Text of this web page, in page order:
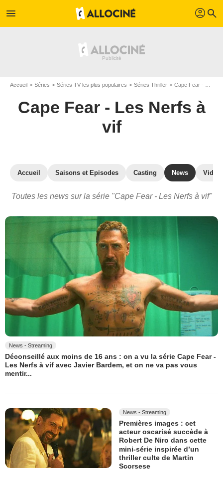
menu profil search
Accueil Séries Séries TV les plus populaires Séries Thriller Cape Fear - Les Nerfs à vif
Cape Fear - Les Nerfs à
vif
Accueil Saisons et Episodes Casting News
Toutes les news sur la série "Cape Fear - Les Nerfs à vif"
News - Streaming
Déconseillé aux moins de 16 ans : on a vu la série Cape Fear -
Les Nerfs à vif avec Javier Bardem, et on ne va pas vous
mentir...
News - Streaming
Premières images : cet
acteur oscarisé succède à
Robert De Niro dans cette
mini-série inspirée d’un
thriller culte de Martin
Scorsese